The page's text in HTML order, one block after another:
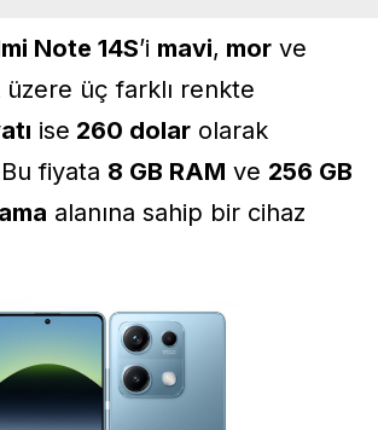
Note 14S’i mavi, mor ve
üzere üç farklı renkte
ise 260 dolar olarak
fiyata 8 GB RAM ve 256 GB
alanına sahip bir cihaz